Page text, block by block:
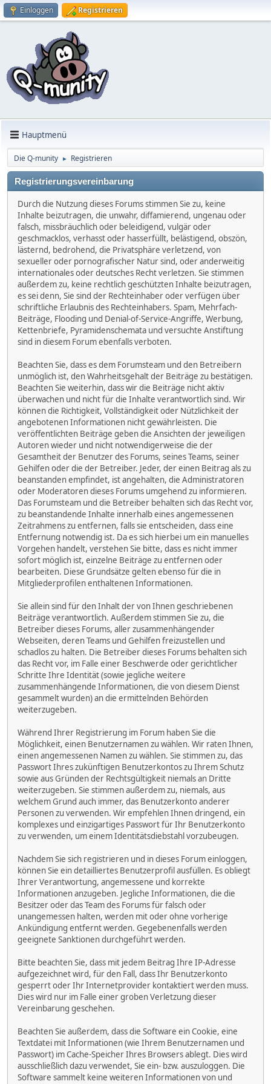
Einloggen Registrieren
Hauptmenü
Die Q-munity ► Registrieren
Registrierungsvereinbarung
Durch die Nutzung dieses Forums stimmen Sie zu, keine
Inhalte beizutragen, die unwahr, diffamierend, ungenau oder
falsch, missbräuchlich oder beleidigend, vulgär oder
geschmacklos, verhasst oder hasserfüllt, belästigend, obszön,
lästernd, bedrohend, die Privatsphäre verletzend, von
sexueller oder pornografischer Natur sind, oder anderweitig
internationales oder deutsches Recht verletzen. Sie stimmen
außerdem zu, keine rechtlich geschützten Inhalte beizutragen,
es sei denn, Sie sind der Rechteinhaber oder verfügen über
schriftliche Erlaubnis des Rechteinhabers. Spam, Mehrfach-
Beiträge, Flooding und Denial-of-Service-Angriffe, Werbung,
Kettenbriefe, Pyramidenschemata und versuchte Anstiftung
sind in diesem Forum ebenfalls verboten.
Beachten Sie, dass es dem Forumsteam und den Betreibern
unmöglich ist, den Wahrheitsgehalt der Beiträge zu bestätigen.
Beachten Sie weiterhin, dass wir die Beiträge nicht aktiv
überwachen und nicht für die Inhalte verantwortlich sind. Wir
können die Richtigkeit, Vollständigkeit oder Nützlichkeit der
angebotenen Informationen nicht gewährleisten. Die
veröffentlichten Beiträge geben die Ansichten der jeweiligen
Autoren wieder und nicht notwendigerweise die der
Gesamtheit der Benutzer des Forums, seines Teams, seiner
Gehilfen oder die der Betreiber. Jeder, der einen Beitrag als zu
beanstanden empfindet, ist angehalten, die Administratoren
oder Moderatoren dieses Forums umgehend zu informieren.
Das Forumsteam und die Betreiber behalten sich das Recht vor,
zu beanstandende Inhalte innerhalb eines angemessenen
Zeitrahmens zu entfernen, falls sie entscheiden, dass eine
Entfernung notwendig ist. Da es sich hierbei um ein manuelles
Vorgehen handelt, verstehen Sie bitte, dass es nicht immer
sofort möglich ist, einzelne Beiträge zu entfernen oder
bearbeiten. Diese Grundsätze gelten ebenso für die in
Mitgliederprofilen enthaltenen Informationen.
Sie allein sind für den Inhalt der von Ihnen geschriebenen
Beiträge verantwortlich. Außerdem stimmen Sie zu, die
Betreiber dieses Forums, aller zusammenhängender
Webseiten, deren Teams und Gehilfen freizustellen und
schadlos zu halten. Die Betreiber dieses Forums behalten sich
das Recht vor, im Falle einer Beschwerde oder gerichtlicher
Schritte Ihre Identität (sowie jegliche weitere
zusammenhängende Informationen, die von diesem Dienst
gesammelt wurden) an die ermittelnden Behörden
weiterzugeben.
Während Ihrer Registrierung im Forum haben Sie die
Möglichkeit, einen Benutzernamen zu wählen. Wir raten Ihnen,
einen angemessenen Namen zu wählen. Sie stimmen zu, das
Passwort Ihres zukünftigen Benutzerkontos zu Ihrem Schutz
sowie aus Gründen der Rechtsgültigkeit niemals an Dritte
weiterzugeben. Sie stimmen außerdem zu, niemals, aus
welchem Grund auch immer, das Benutzerkonto anderer
Personen zu verwenden. Wir empfehlen Ihnen dringend, ein
komplexes und einzigartiges Passwort für Ihr Benutzerkonto
zu verwenden, um einem Identitätsdiebstahl vorzubeugen.
Nachdem Sie sich registrieren und in dieses Forum einloggen,
können Sie ein detailliertes Benutzerprofil ausfüllen. Es obliegt
Ihrer Verantwortung, angemessene und korrekte
Informationen anzugeben. Jegliche Informationen, die die
Besitzer oder das Team des Forums für falsch oder
unangemessen halten, werden mit oder ohne vorherige
Ankündigung entfernt werden. Gegebenenfalls werden
geeignete Sanktionen durchgeführt werden.
Bitte beachten Sie, dass mit jedem Beitrag Ihre IP-Adresse
aufgezeichnet wird, für den Fall, dass Ihr Benutzerkonto
gesperrt oder Ihr Internetprovider kontaktiert werden muss.
Dies wird nur im Falle einer groben Verletzung dieser
Vereinbarung geschehen.
Beachten Sie außerdem, dass die Software ein Cookie, eine
Textdatei mit Informationen (wie Ihrem Benutzernamen und
Passwort) im Cache-Speicher Ihres Browsers ablegt. Dies wird
ausschließlich dazu verwendet, Sie ein- bzw. auszuloggen. Die
Software sammelt keine weiteren Informationen von und